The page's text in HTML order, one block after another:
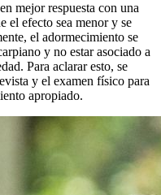
mejor respuesta con una
el efecto sea menor y se
el adormecimiento se
y no estar asociado a
Para aclarar esto, se
y el examen físico para
apropiado.